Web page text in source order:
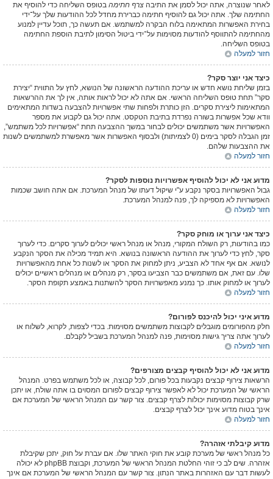
לאחר שנוצרה, אתה יכול לסמן את התיבה צרף חתימה בטופס השליחה כדי להוסיף את
החתימה שלך. אתה יכול גם להוסיף חתימה כברירת מחדל לכל ההודעות שלך על־ידי
בחירת האפשרות המתאימה בלוח הבקרה למשתמש. אם תעשה כך, תוכל עדיין למנוע
מהחתימה להתווסף להודעות מסוימות על־ידי ביטול הסימון לתיבת הוספת החתימה
בטופס השליחה.
חזור למעלה
כיצד אני יוצר סקר?
בזמן שליחת נושא חדש או עריכת ההודעה הראשונה של הנושא, לחץ על התווית “יצירת
סקר” תחת טופס השליחה הראשי. אם אתה לא יכול לראות אותה, אין לך את ההרשאות
המתאימות ליצירת סקרים. הזן כותרת ולפחות שתי אפשרויות להצבעה בשדות המתאימים
וודא שכל אפשרות בשורה נפרדת בתיבת הטקסט. אתה יכול גם לקבוע את מספר
האפשרויות אשר משתמשים יכולים לבחור במשך ההצבעה תחת “אפשרויות לכל משתמש”,
זמן הגבלה לסקר בימים (0 לצמיתות) ולבסוף האפשרות אשר מאפשרת למשתמשים לשנות
את ההצבעות שלהם.
חזור למעלה
מדוע אני לא יכול להוסיף אפשרויות נוספות לסקר?
גבול האפשרויות בסקר נקבע ע"י שיקול דעתו של מנהל המערכת. אם אתה חושב שכמות
האפשרויות לא מספיקה לך, פנה למנהל המערכת.
חזור למעלה
כיצד אני ערוך או מוחק סקר?
כמו בהודעות, רק השולח המקורי, מנהל או מנהל ראשי יכולים לערוך סקרים. כדי לערוך
סקר, לחץ כדי לערוך את ההודעה הראשונה בנושא. היא תמיד מכילה את הסקר הנקבע
לנושא. אם אף אחד לא הצביע, ניתן למחוק את הסקר או לשנות כל אחת מהאפשרויות
שלו. עם זאת, אם משתמשים כבר הצביעו בסקר, רק מנהלים או מנהלים ראשיים יכולים
לערוך או למחוק אותו. כך נמנע מאפשרויות הסקר להשתנות באמצע תקופת הסקר.
חזור למעלה
מדוע איני יכול להיכנס לפורום?
חלק מהפורומים מוגבלים לקבוצות משתמשים מסוימות. בכדי לצפות, לקרוא, לשלוח או
לערוך אתה צריך גישות מסוימות, פנה למנהל המערכת בשביל לקבלם.
חזור למעלה
מדוע אני לא יכול להוסיף קבצים מצורפים?
הרשאות צירוף קבצים נקבעות בכל פורום, לכל קבוצה, או לכל משתמש בפרט. המנהל
הראשי של המערכת יכול לא לאפשר צירוף קבצים לפורום המסוים בו אתה שולח, או יתכן
שרק קבוצות מסוימות יכולות לצרף קבצים. צור קשר עם המנהל הראשי של המערכת אם
אינך בטוח מדוע אינך יכול לצרף קבצים.
חזור למעלה
מדוע קיבלתי אזהרה?
כל מנהל ראשי של מערכת קובע את חוקי האתר שלו. אם עברת על חוק, יתכן שקיבלת
אזהרה. שים לב כי זוהי החלטת המנהל הראשי של המערכת, וקבוצת phpBB לא יכולה
לעשות דבר עם האזהרות באתר הנתון. צור קשר עם המנהל הראשי של המערכת אם אינך